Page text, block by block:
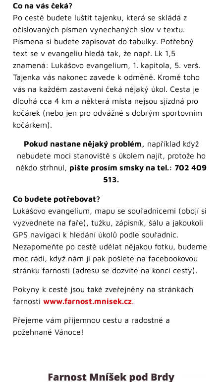
Co na vás čeká?
Po cestě budete luštit tajenku, která se skládá z
očíslovaných písmen vynechaných slov v textu.
Písmena si budete zapisovat do tabulky. Potřebný
text se v evangeliu hledá tak, že např. Lk 1,5
znamená: Lukášovo evangelium, 1. kapitola, 5. verš.
Tajenka vás nakonec zavede k odměně. Kromě toho
vás na každém zastavení čeká nějaký úkol. Cesta je
dlouhá cca 4 km a některá místa nejsou sjízdná pro
kočárek (nebo jen pro odvážné s dobrým sportovním
kočárkem).
Pokud nastane nějaký problém, například když
nebudete moci stanoviště s úkolem najít, protože ho
někdo strhnul, pište prosím smsky na tel.: 702 409
513.
Co budete potřebovat?
Lukášovo evangelium, mapu se souřadnicemi (obojí si
vyzvednete na faře), tužku, zápisník, šálu a jakoukoli
GPS navigaci k hledání úkolů podle souřadnic.
Nezapomeňte po cestě udělat nějakou fotku, budeme
moc rádi, když nám ji pak pošlete na facebookovou
stránku farnosti (adresu se dozvíte na konci cesty).
Pokyny k cestě jsou také zveřejněny na stránkách
farnosti www.farnost.mnisek.cz.
Přejeme vám příjemnou cestu a radostné a
požehnané Vánoce!